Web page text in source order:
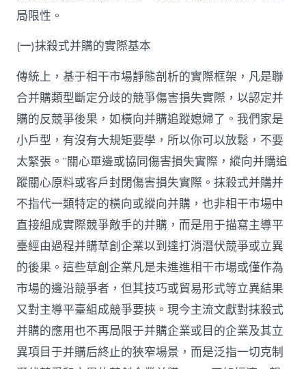
局限性。
(一)抹殺式并購的實際基本
傳統上，基于相干市場靜態剖析的實際框架，凡是聯
合并購類型斷定分歧的競爭傷害損失實際，以認定并
購的反競爭後果，如橫向并購追蹤媳婦了。我們家是
小戶型，有沒有大規矩要學，所以你可以放鬆，不要
太緊張。”關心單邊或協同傷害損失實際，縱向并購追
蹤關心原料或客戶封閉傷害損失實際。抹殺式并購并
不指代一類特定的橫向或縱向并購，也非相干市場中
直接組成實際競爭敵手的并購，而是用于描寫主導平
臺經由過程并購草創企業以到達打消潛伏競爭或立異
的後果。這些草創企業凡是未進進相干市場或僅作為
市場的邊沿競爭者，但其技巧或貿易形式等立異結果
又對主導平臺組成競爭要挾。現今主流文獻對抹殺式
并購的應用也不再局限于并購企業或目的企業及其立
異項目于并購后終止的狹窄場景，而是泛指一切克制